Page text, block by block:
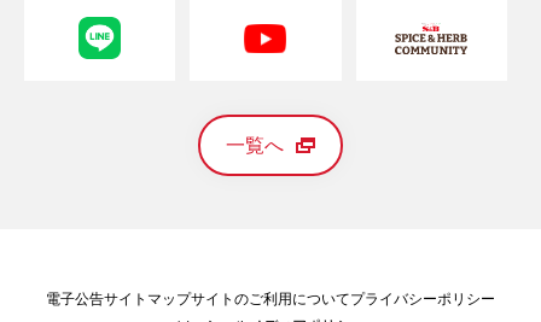
一覧へ
電子公告サイトマップサイトのご利用についてプライバシーポリシー